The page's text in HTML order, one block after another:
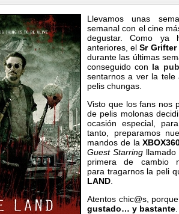
Llevamos unas
semanal con el cine
degustar. Como ya
anteriores, elSr Grifter
durante las últimas
conseguido con la
sentarnos a ver la
pelis chungas.
Visto que los fans nos
de pelis molonas
ocasión especial,
tanto, preparamos
mandos de la
Guest Starring llamado
primera de cambio
para tragarnos la peli
LAND
Atentos chic@s,
gustado… y bastante